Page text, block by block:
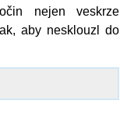
nejen veskrze
aby nesklouzl do